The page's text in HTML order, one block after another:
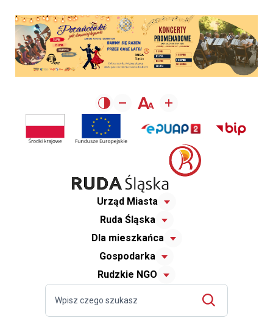
Urząd Miasta
Ruda Śląska
Dla mieszkańca
Gospodarka
Rudzkie NGO